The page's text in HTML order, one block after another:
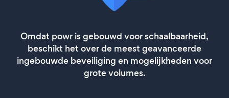
Omdat powr is gebouwd voor schaalbaarheid,
beschikt het over de meest geavanceerde
ingebouwde beveiliging en mogelijkheden voor
grote volumes.